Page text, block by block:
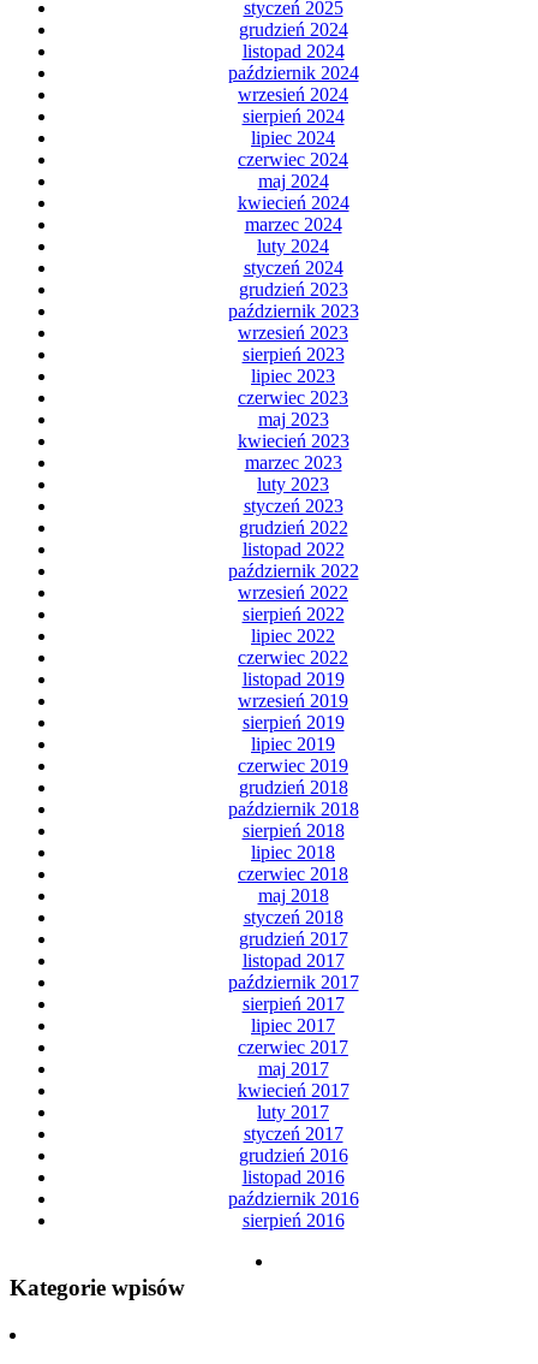
styczeń 2025
grudzień 2024
listopad 2024
październik 2024
wrzesień 2024
sierpień 2024
lipiec 2024
czerwiec 2024
maj 2024
kwiecień 2024
marzec 2024
luty 2024
styczeń 2024
grudzień 2023
październik 2023
wrzesień 2023
sierpień 2023
lipiec 2023
czerwiec 2023
maj 2023
kwiecień 2023
marzec 2023
luty 2023
styczeń 2023
grudzień 2022
listopad 2022
październik 2022
wrzesień 2022
sierpień 2022
lipiec 2022
czerwiec 2022
listopad 2019
wrzesień 2019
sierpień 2019
lipiec 2019
czerwiec 2019
grudzień 2018
październik 2018
sierpień 2018
lipiec 2018
czerwiec 2018
maj 2018
styczeń 2018
grudzień 2017
listopad 2017
październik 2017
sierpień 2017
lipiec 2017
czerwiec 2017
maj 2017
kwiecień 2017
luty 2017
styczeń 2017
grudzień 2016
listopad 2016
październik 2016
sierpień 2016
Kategorie wpisów